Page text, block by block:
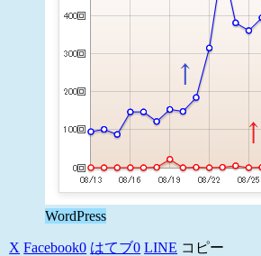
WordPress
X Facebook0 はてブ0 LINE コピー